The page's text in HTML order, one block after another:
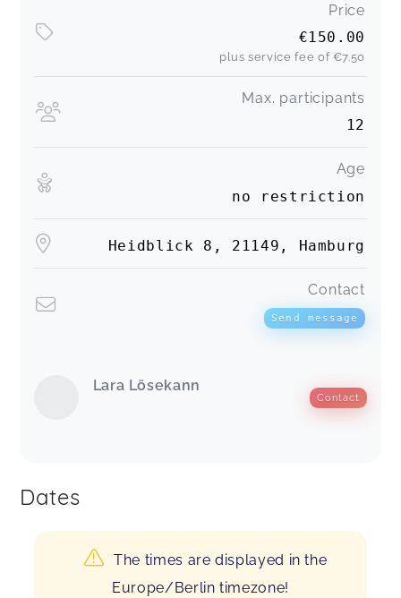
Price
€150.00
plus service fee of €7.50
Max. participants
12
Age
no restriction
Heidblick 8, 21149, Hamburg
Contact
Send message
Lara Lösekann
Contact
Dates
The times are displayed in the
Europe/Berlin timezone!